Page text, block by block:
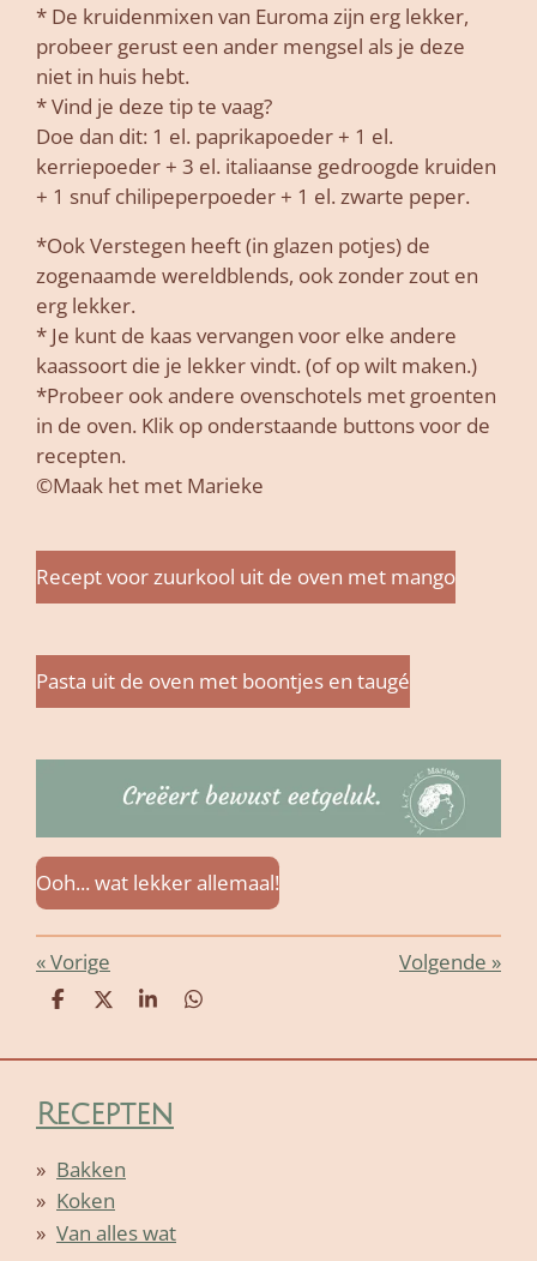
* De kruidenmixen van Euroma zijn erg lekker,
probeer gerust een ander mengsel als je deze
niet in huis hebt.
* Vind je deze tip te vaag?
Doe dan dit: 1 el. paprikapoeder + 1 el.
kerriepoeder + 3 el. italiaanse gedroogde kruiden
+ 1 snuf chilipeperpoeder + 1 el. zwarte peper.
*Ook Verstegen heeft (in glazen potjes) de
zogenaamde wereldblends, ook zonder zout en
erg lekker.
* Je kunt de kaas vervangen voor elke andere
kaassoort die je lekker vindt. (of op wilt maken.)
*Probeer ook andere ovenschotels met groenten
in de oven. Klik op onderstaande buttons voor de
recepten.
©Maak het met Marieke
Recept voor zuurkool uit de oven met mango
Pasta uit de oven met boontjes en taugé
Ooh... wat lekker allemaal!
«Vorige Volgende »
D
e
D
l
S
r
D
e
Recepten
Bakken
Koken
Van alles wat